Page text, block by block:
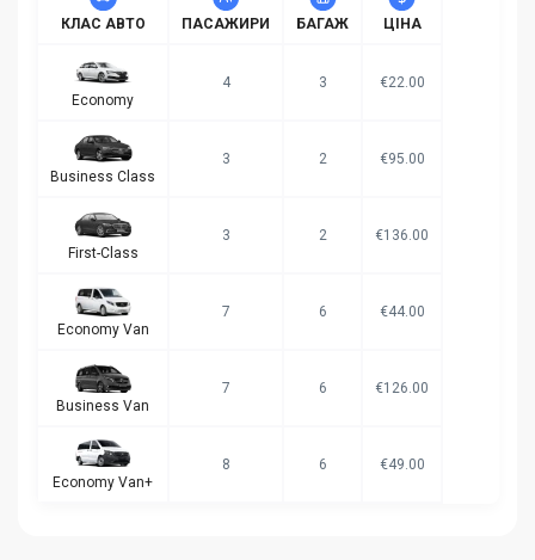
КЛАС АВТО ПАСАЖИРИ БАГАЖ ЦІНА
Economy
4 3 €22.00
Business Class
3 2 €95.00
First-Class
3 2 €136.00
Economy Van
7 6 €44.00
Business Van
7 6 €126.00
Economy Van+
8 6 €49.00